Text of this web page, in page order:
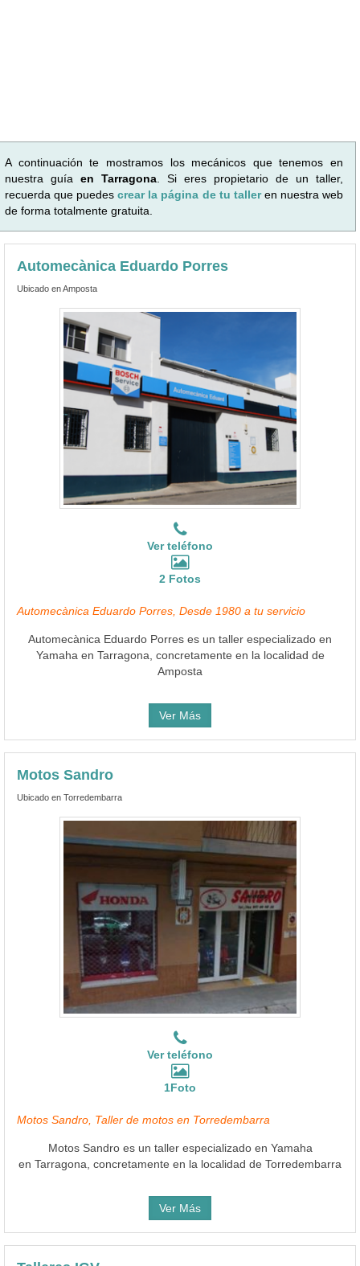
A continuación te mostramos los mecánicos que tenemos en
nuestra guía en Tarragona . Si eres propietario de un taller,
recuerda que puedescrear la página de tu talleren nuestra web
de forma totalmente gratuita.
Automecànica Eduardo Porres
Ubicado en Amposta
Ver teléfono
2 Fotos
Automecànica Eduardo Porres, Desde 1980 a tu servicio
Automecànica Eduardo Porres es un taller especializado en
Yamaha en Tarragona, concretamente en la localidad de
Amposta
Ver Más
Motos Sandro
Ubicado en Torredembarra
Ver teléfono
1Foto
Motos Sandro, Taller de motos en Torredembarra
Motos Sandro es un taller especializado en Yamaha
en Tarragona, concretamente en la localidad de Torredembarra
Ver Más